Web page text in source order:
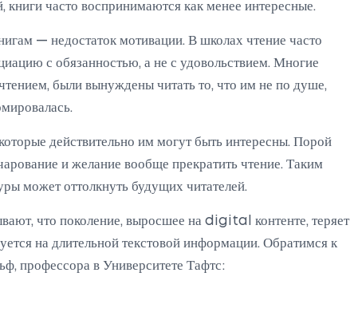
книги часто воспринимаются как менее интересные.
— недостаток мотивации. В школах чтение часто
с обязанностью, а не с удовольствием. Многие
были вынуждены читать то, что им не по душе,
действительно им могут быть интересны. Порой
и желание вообще прекратить чтение. Таким
может оттолкнуть будущих читателей.
что поколение, выросшее на digital контенте, теряет
на длительной текстовой информации. Обратимся к
профессора в Университете Тафтс: